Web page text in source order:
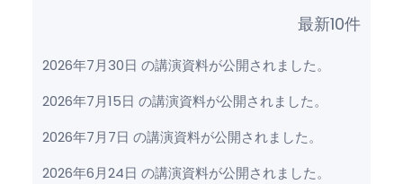
最新10件
2026年7月30日 の講演資料が公開されました。
2026年7月15日 の講演資料が公開されました。
2026年7月7日 の講演資料が公開されました。
2026年6月24日 の講演資料が公開されました。